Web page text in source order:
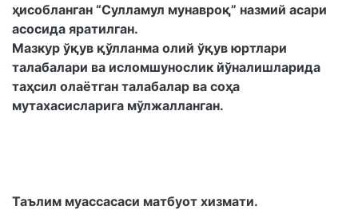
ҳисобланган “Сулламул мунавроқ” назмий асари
асосида яратилган.
Мазкур ўқув қўлланма олий ўқув юртлари
талабалари ва исломшунослик йўналишларида
таҳсил олаётган талабалар ва соҳа
мутахасисларига мўлжалланган.
Таълим муассасаси матбуот хизмати.